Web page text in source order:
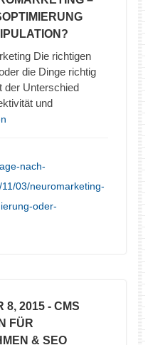
Die richtigen
die Dinge richtig
der Unterschied
und
nach-
03/neuromarketing-
oder-
8, 2015 - CMS
FÜR
& SEO